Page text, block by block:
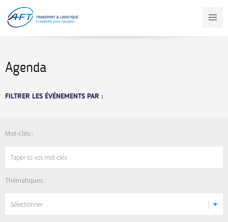
contenu
principal
Agenda
FILTRER LES ÉVÉNEMENTS PAR :
Mot-clés :
Thématiques :
Sélectionner